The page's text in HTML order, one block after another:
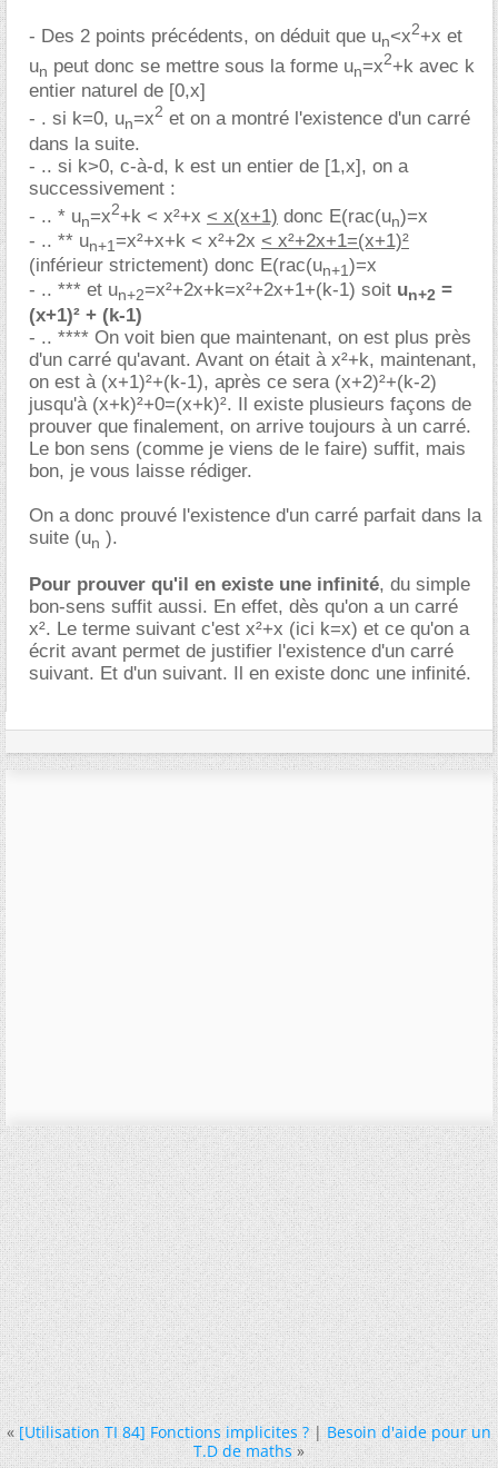
- Des 2 points précédents, on déduit que un<x2+x et
un peut donc se mettre sous la forme un=x2+k avec k
entier naturel de [0,x]
- . si k=0, un=x2 et on a montré l'existence d'un carré
dans la suite.
- .. si k>0, c-à-d, k est un entier de [1,x], on a
successivement :
- .. * un=x2+k < x²+x < x(x+1) donc E(rac(un)=x
- .. ** un+1=x²+x+k < x²+2x < x²+2x+1=(x+1)²
(inférieur strictement) donc E(rac(un+1)=x
- .. *** et un+2=x²+2x+k=x²+2x+1+(k-1) soit un+2 =
(x+1)² + (k-1)
- .. **** On voit bien que maintenant, on est plus près
d'un carré qu'avant. Avant on était à x²+k, maintenant,
on est à (x+1)²+(k-1), après ce sera (x+2)²+(k-2)
jusqu'à (x+k)²+0=(x+k)². Il existe plusieurs façons de
prouver que finalement, on arrive toujours à un carré.
Le bon sens (comme je viens de le faire) suffit, mais
bon, je vous laisse rédiger.
On a donc prouvé l'existence d'un carré parfait dans la
suite (un ).
Pour prouver qu'il en existe une infinité, du simple
bon-sens suffit aussi. En effet, dès qu'on a un carré
x². Le terme suivant c'est x²+x (ici k=x) et ce qu'on a
écrit avant permet de justifier l'existence d'un carré
suivant. Et d'un suivant. Il en existe donc une infinité.
« [Utilisation TI 84] Fonctions implicites ?|Besoin d'aide pour un
T.D de maths »